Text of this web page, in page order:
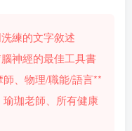
練的文字敘述
神經的最佳工具書
師、物理/職能/語言**
珈老師、所有健康